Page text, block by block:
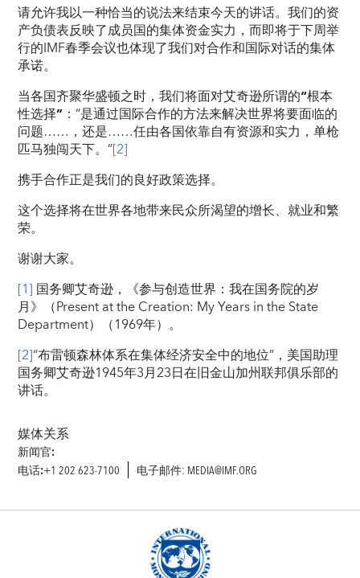
请允许我以一种恰当的说法来结束今天的讲话。我们的资
产负债表反映了成员国的集体资金实力，而即将于下周举
行的IMF春季会议也体现了我们对合作和国际对话的集体
承诺。
当各国齐聚华盛顿之时，我们将面对艾奇逊所谓的“根本
性选择” ：“是通过国际合作的方法来解决世界将要面临的
问题……，还是……任由各国依靠自有资源和实力，单枪
匹马独闯天下。”[2]
携手合作正是我们的良好政策选择。
这个选择将在世界各地带来民众所渴望的增长、就业和繁
荣。
谢谢大家。
[1] 国务卿艾奇逊，《参与创造世界：我在国务院的岁
月》（Present at the Creation: My Years in the State
Department）（1969年）。
[2]“布雷顿森林体系在集体经济安全中的地位”，美国助理
国务卿艾奇逊1945年3月23日在旧金山加州联邦俱乐部的
讲话。
媒体关系
新闻官:
电话:+1 202 623-7100 电子邮件: MEDIA@IMF.ORG